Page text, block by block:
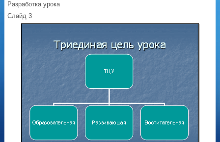
Разработка урока
Слайд 3